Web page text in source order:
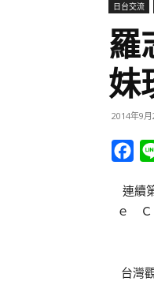
日台交流
羅
妹
2014年9月
連續
ｅ Ｃ
台灣